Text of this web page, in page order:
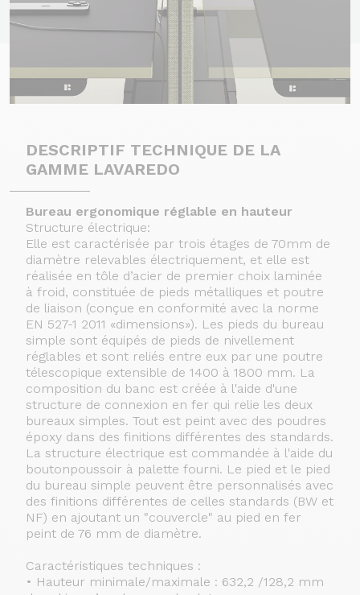
DESCRIPTIF TECHNIQUE DE LA
GAMME LAVAREDO
Bureau ergonomique réglable en hauteur
Structure électrique:
Elle est caractérisée par trois étages de 70mm de
diamètre relevables électriquement, et elle est
réalisée en tôle d’acier de premier choix laminée
à froid, constituée de pieds métalliques et poutre
de liaison (conçue en conformité avec la norme
EN 527-1 2011 «dimensions»). Les pieds du bureau
simple sont équipés de pieds de nivellement
réglables et sont reliés entre eux par une poutre
télescopique extensible de 1400 à 1800 mm. La
composition du banc est créée à l'aide d'une
structure de connexion en fer qui relie les deux
bureaux simples. Tout est peint avec des poudres
époxy dans des finitions différentes des standards.
La structure électrique est commandée à l'aide du
boutonpoussoir à palette fourni. Le pied et le pied
du bureau simple peuvent être personnalisés avec
des finitions différentes de celles standards (BW et
NF) en ajoutant un "couvercle" au pied en fer
peint de 76 mm de diamètre.
Caractéristiques techniques :
• Hauteur minimale/maximale : 632,2 /128,2 mm